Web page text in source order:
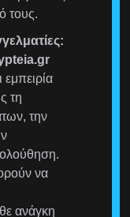
τους.
εμπειρία
τη
την
να
ανάγκη